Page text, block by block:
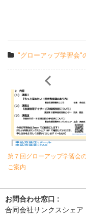
"グローアップ学習会"
第７回グローアップ学習会
ご案内
お問合わせ窓口 :
合同会社サンクスシェア